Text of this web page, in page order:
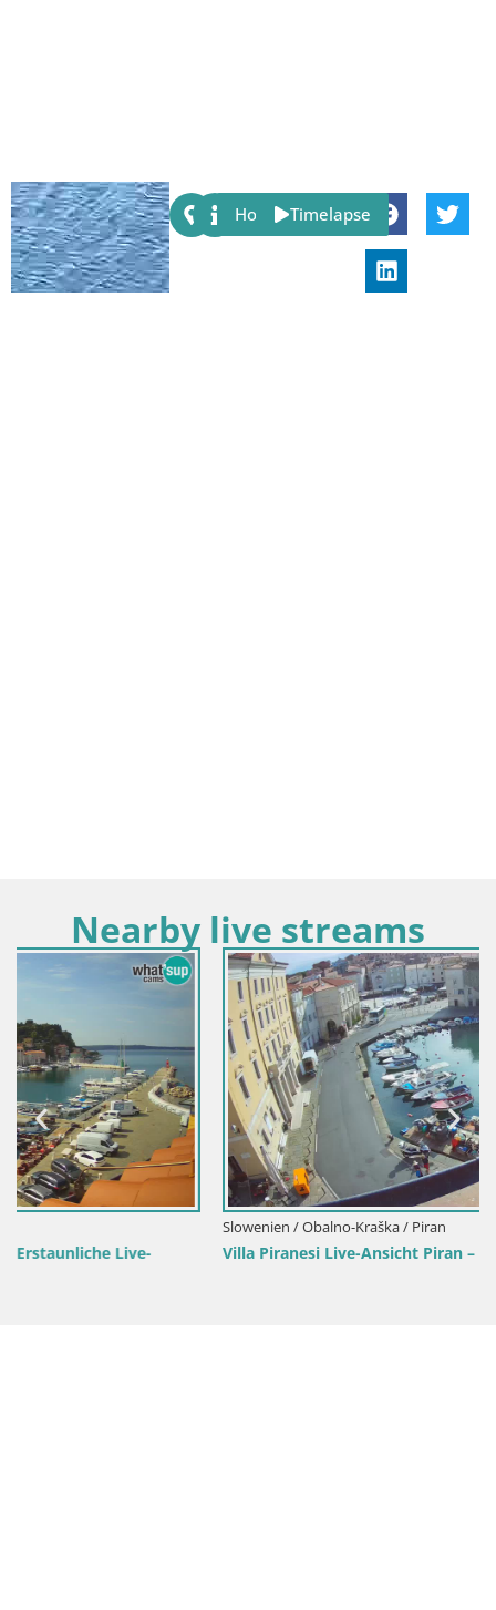
Share:
Host Timelapse
Nearby live streams
Slowenien / Obalno-Kraška / Piran
Villa Piranesi Live-Ansicht Piran – Slowenien